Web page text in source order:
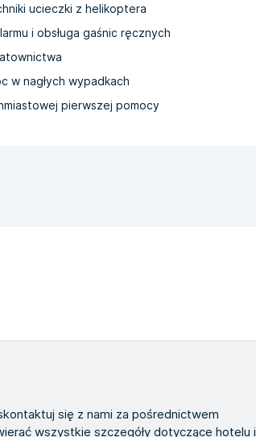
ucieczki z helikoptera
i obsługa gaśnic ręcznych
w nagłych wypadkach
pierwszej pomocy
się z nami za pośrednictwem
wszystkie szczegóły dotyczące hotelu i